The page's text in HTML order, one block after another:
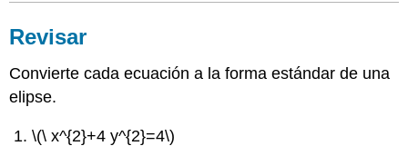
Revisar
Convierte cada ecuación a la forma estándar de una
elipse.
\(\ x^{2}+4 y^{2}=4\)